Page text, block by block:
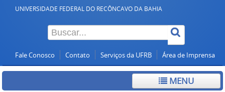
UNIVERSIDADE FEDERAL DO RECÔNCAVO DA BAHIA
Fale Conosco Contato Serviços da UFRB Área de Imprensa
MENU